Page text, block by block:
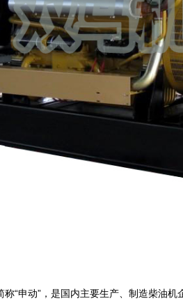
称“申动”，是国内主要生产、制造柴油